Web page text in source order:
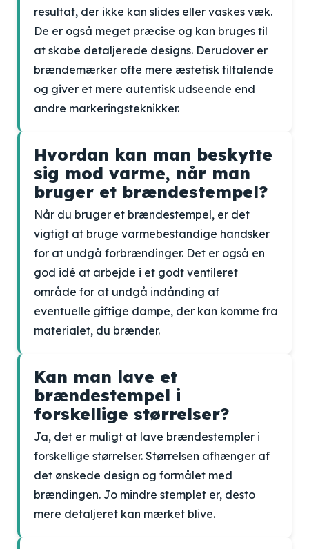
resultat, der ikke kan slides eller vaskes væk.
De er også meget præcise og kan bruges til
at skabe detaljerede designs. Derudover er
brændemærker ofte mere æstetisk tiltalende
og giver et mere autentisk udseende end
andre markeringsteknikker.
Hvordan kan man beskytte
sig mod varme, når man
bruger et brændestempel?
Når du bruger et brændestempel, er det
vigtigt at bruge varmebestandige handsker
for at undgå forbrændinger. Det er også en
god idé at arbejde i et godt ventileret
område for at undgå indånding af
eventuelle giftige dampe, der kan komme fra
materialet, du brænder.
Kan man lave et
brændestempel i
forskellige størrelser?
Ja, det er muligt at lave brændestempler i
forskellige størrelser. Størrelsen afhænger af
det ønskede design og formålet med
brændingen. Jo mindre stemplet er, desto
mere detaljeret kan mærket blive.